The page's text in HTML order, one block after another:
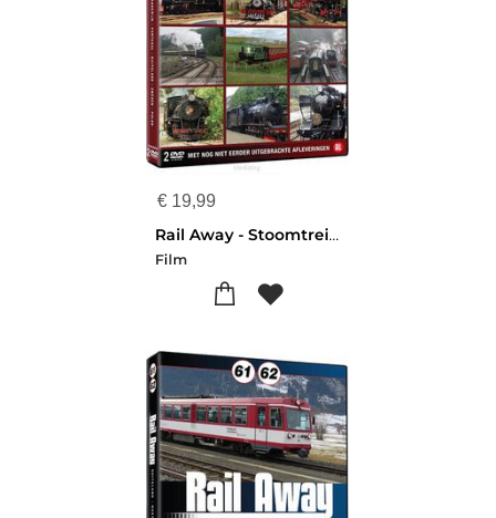
€ 19,99
Rail Away - Stoomtreinen (2dvd-box)
Film